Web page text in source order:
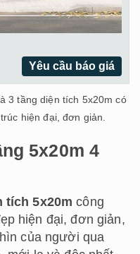
Yêu cầu báo giá
3 tầng diện tích 5x20m có
hiện đại, đơn giản.
5x20m 4
tích 5x20m công
hiện đại, đơn giản,
của người qua